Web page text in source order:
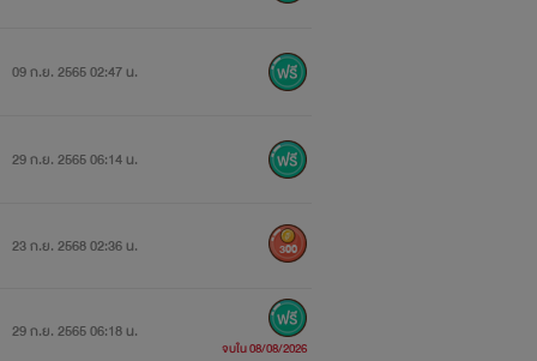
09 ก.ย. 2565 02:47 น.
29 ก.ย. 2565 06:14 น.
23 ก.ย. 2568 02:36 น. 300
29 ก.ย. 2565 06:18 น.
จบใน 08/08/2026